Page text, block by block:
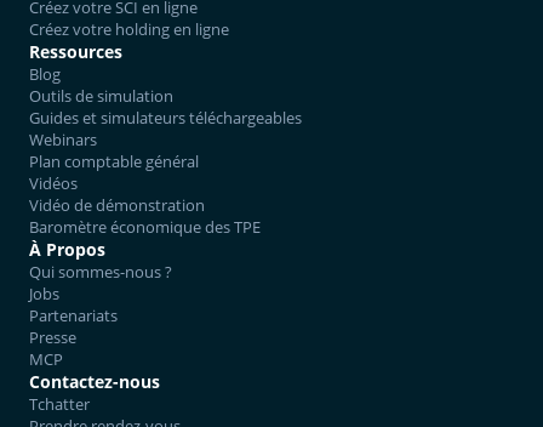
Créez votre SCI en ligne
Créez votre holding en ligne
Ressources
Blog
Outils de simulation
Guides et simulateurs téléchargeables
Webinars
Plan comptable général
Vidéos
Vidéo de démonstration
Baromètre économique des TPE
À Propos
Qui sommes-nous ?
Jobs
Partenariats
Presse
MCP
Contactez-nous
Tchatter